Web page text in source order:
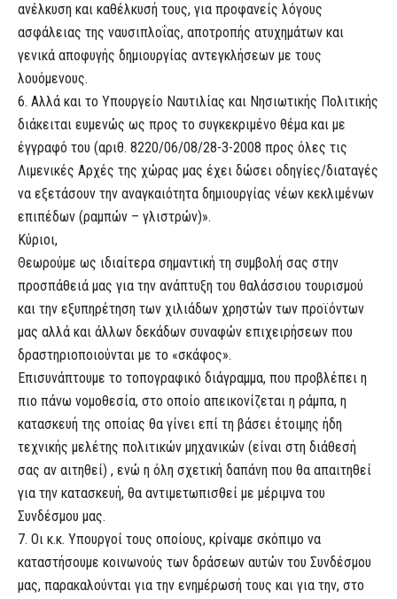
ανέλκυση και καθέλκυσή τους, για προφανείς λόγους
ασφάλειας της ναυσιπλοΐας, αποτροπής ατυχημάτων και
γενικά αποφυγής δημιουργίας αντεγκλήσεων με τους
λουόμενους.
6. Αλλά και το Υπουργείο Ναυτιλίας και Νησιωτικής Πολιτικής
διάκειται ευμενώς ως προς το συγκεκριμένο θέμα και με
έγγραφό του (αριθ. 8220/06/08/28-3-2008 προς όλες τις
Λιμενικές Αρχές της χώρας μας έχει δώσει οδηγίες/διαταγές
να εξετάσουν την αναγκαιότητα δημιουργίας νέων κεκλιμένων
επιπέδων (ραμπών – γλιστρών)».
Κύριοι,
Θεωρούμε ως ιδιαίτερα σημαντική τη συμβολή σας στην
προσπάθειά μας για την ανάπτυξη του θαλάσσιου τουρισμού
και την εξυπηρέτηση των χιλιάδων χρηστών των προϊόντων
μας αλλά και άλλων δεκάδων συναφών επιχειρήσεων που
δραστηριοποιούνται με το «σκάφος».
Επισυνάπτουμε το τοπογραφικό διάγραμμα, που προβλέπει η
πιο πάνω νομοθεσία, στο οποίο απεικονίζεται η ράμπα, η
κατασκευή της οποίας θα γίνει επί τη βάσει έτοιμης ήδη
τεχνικής μελέτης πολιτικών μηχανικών (είναι στη διάθεσή
σας αν αιτηθεί) , ενώ η όλη σχετική δαπάνη που θα απαιτηθεί
για την κατασκευή, θα αντιμετωπισθεί με μέριμνα του
Συνδέσμου μας.
7. Οι κ.κ. Υπουργοί τους οποίους, κρίναμε σκόπιμο να
καταστήσουμε κοινωνούς των δράσεων αυτών του Συνδέσμου
μας, παρακαλούνται για την ενημέρωσή τους και για την, στο